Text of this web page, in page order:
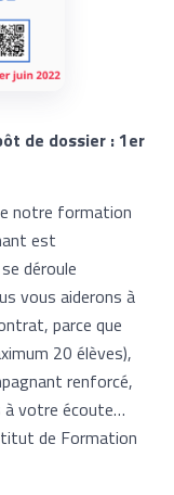
de dossier : 1er
notre formation
est
déroule
vous aiderons à
parce que
20 élèves),
renforcé,
à votre écoute…
de Formation